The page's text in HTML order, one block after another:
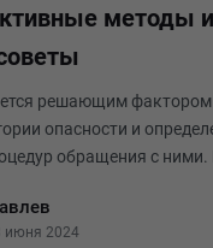
методы и
решающим фактором
опасности и
обращения с ними.
составом понимается
июня 2024